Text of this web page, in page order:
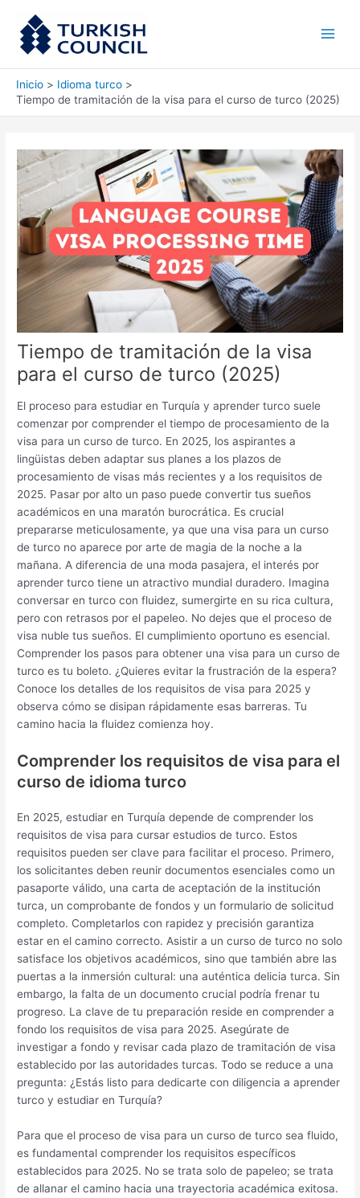
contenido
Inicio
Idioma turco
Tiempo de tramitación de la visa para el curso de turco (2025)
Tiempo de tramitación de la visa
para el curso de turco (2025)
El proceso para estudiar en Turquía y aprender turco suele
comenzar por comprender el tiempo de procesamiento de la
visa para un curso de turco. En 2025, los aspirantes a
lingüistas deben adaptar sus planes a los plazos de
procesamiento de visas más recientes y a los requisitos de
2025. Pasar por alto un paso puede convertir tus sueños
académicos en una maratón burocrática. Es crucial
prepararse meticulosamente, ya que una visa para un curso
de turco no aparece por arte de magia de la noche a la
mañana. A diferencia de una moda pasajera, el interés por
aprender turco tiene un atractivo mundial duradero. Imagina
conversar en turco con fluidez, sumergirte en su rica cultura,
pero con retrasos por el papeleo. No dejes que el proceso de
visa nuble tus sueños. El cumplimiento oportuno es esencial.
Comprender los pasos para obtener una visa para un curso de
turco es tu boleto. ¿Quieres evitar la frustración de la espera?
Conoce los detalles de los requisitos de visa para 2025 y
observa cómo se disipan rápidamente esas barreras. Tu
camino hacia la fluidez comienza hoy.
Comprender los requisitos de visa para el
curso de idioma turco
En 2025, estudiar en Turquía depende de comprender los
requisitos de visa para cursar estudios de turco. Estos
requisitos pueden ser clave para facilitar el proceso. Primero,
los solicitantes deben reunir documentos esenciales como un
pasaporte válido, una carta de aceptación de la institución
turca, un comprobante de fondos y un formulario de solicitud
completo. Completarlos con rapidez y precisión garantiza
estar en el camino correcto. Asistir a un curso de turco no solo
satisface los objetivos académicos, sino que también abre las
puertas a la inmersión cultural: una auténtica delicia turca. Sin
embargo, la falta de un documento crucial podría frenar tu
progreso. La clave de tu preparación reside en comprender a
fondo los requisitos de visa para 2025. Asegúrate de
investigar a fondo y revisar cada plazo de tramitación de visa
establecido por las autoridades turcas. Todo se reduce a una
pregunta: ¿Estás listo para dedicarte con diligencia a aprender
turco y estudiar en Turquía?
Para que el proceso de visa para un curso de turco sea fluido,
es fundamental comprender los requisitos específicos
establecidos para 2025. No se trata solo de papeleo; se trata
de allanar el camino hacia una trayectoria académica exitosa.